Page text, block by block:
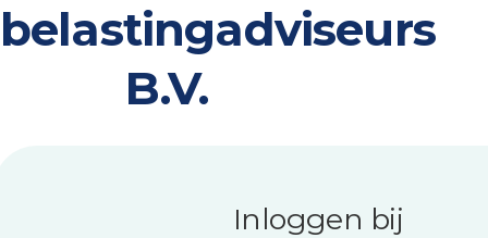
belastingadviseurs
B.V.
Inloggen bij